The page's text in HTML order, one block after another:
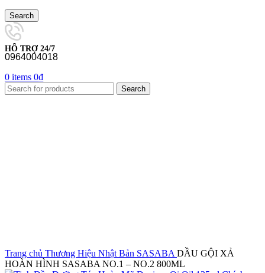
Search
HỖ TRỢ 24/7
0964004018
0 items 0₫
Search
Trang chủ Thương Hiệu Nhật Bản SASABA DẦU GỘI XẢ
HOÀN HÌNH SASABA NO.1 – NO.2 800ML